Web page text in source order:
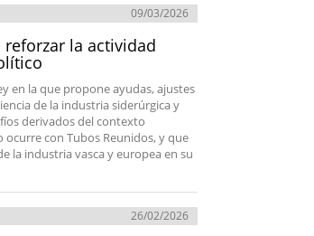
09/03/2026
reforzar la actividad
en la que propone ayudas, ajustes
de la industria siderúrgica y
derivados del contexto
con Tubos Reunidos, y que
la industria vasca y europea en su
26/02/2026